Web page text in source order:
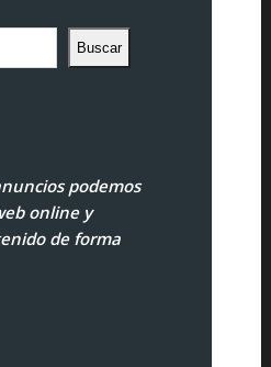
Buscar
podemos
online y
de forma